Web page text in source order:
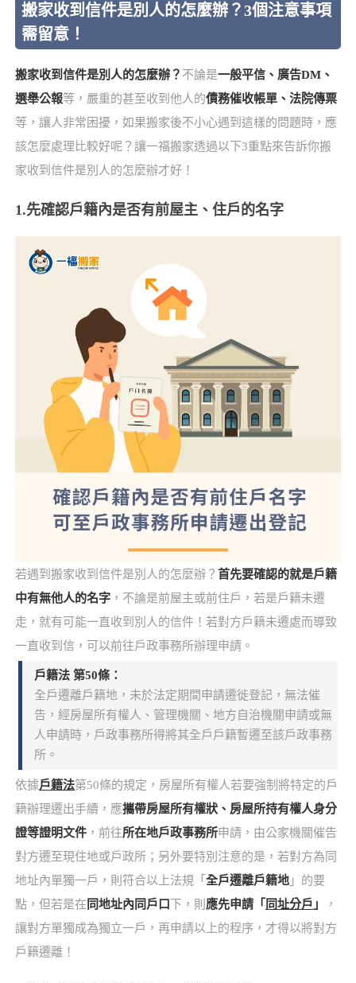
搬家收到信件是別人的怎麼辦？3個注意事項
需留意！
搬家收到信件是別人的怎麼辦？ 不論是一般平信、廣告DM、
選舉公報等，嚴重的甚至收到他人的債務催收帳單、法院傳票
等，讓人非常困擾，如果搬家後不小心遇到這樣的問題時，應
該怎麼處理比較好呢？讓一福搬家透過以下3重點來告訴你搬
家收到信件是別人的怎麼辦才好！
1.先確認戶籍內是否有前屋主、住戶的名字
若遇到搬家收到信件是別人的怎麼辦？ 首先要確認的就是戶籍
中有無他人的名字，不論是前屋主或前住戶，若是戶籍未遷
走，就有可能一直收到別人的信件！若對方戶籍未遷處而導致
一直收到信，可以前往戶政事務所辦理申請。
戶籍法 第50條：
全戶遷離戶籍地，未於法定期間申請遷徙登記，無法催
告，經房屋所有權人、管理機關、地方自治機關申請或無
人申請時，戶政事務所得將其全戶戶籍暫遷至該戶政事務
所。
依據戶籍法第50條的規定，房屋所有權人若要強制將特定的戶
籍辦理遷出手續，應攜帶房屋所有權狀、房屋所持有權人身分
證等證明文件，前往所在地戶政事務所申請，由公家機關催告
對方遷至現住地或戶政所；另外要特別注意的是，若對方為同
地址內單獨一戶，則符合以上法規「 全戶遷離戶籍地」的要
點，但若是在 同地址內同戶口 下，則 應先申請「 同址分戶 」
，
讓對方單獨成為獨立一戶，再申請以上的程序，才得以將對方
戶籍遷離！